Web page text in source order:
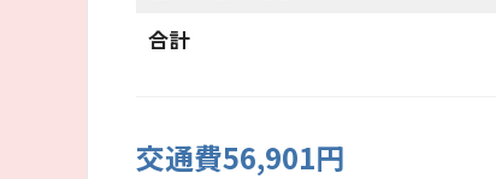
合計
交通費56,901円